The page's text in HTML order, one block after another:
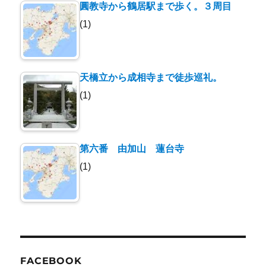
圓教寺から鶴居駅まで歩く。３周目
(1)
天橋立から成相寺まで徒歩巡礼。
(1)
第六番 由加山 蓮台寺
(1)
FACEBOOK